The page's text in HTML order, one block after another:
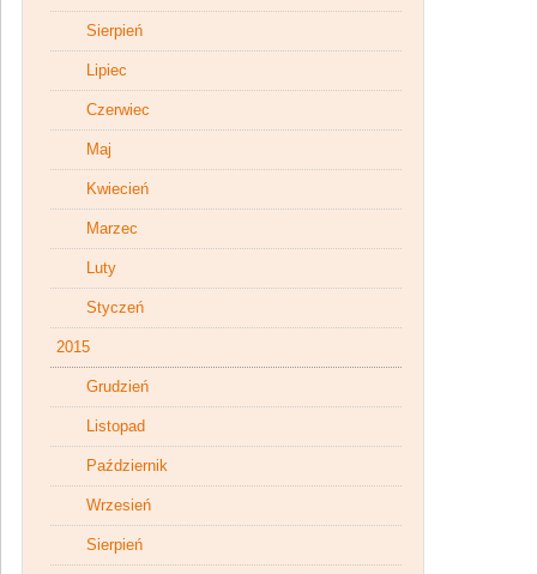
Sierpień
Lipiec
Czerwiec
Maj
Kwiecień
Marzec
Luty
Styczeń
2015
Grudzień
Listopad
Październik
Wrzesień
Sierpień